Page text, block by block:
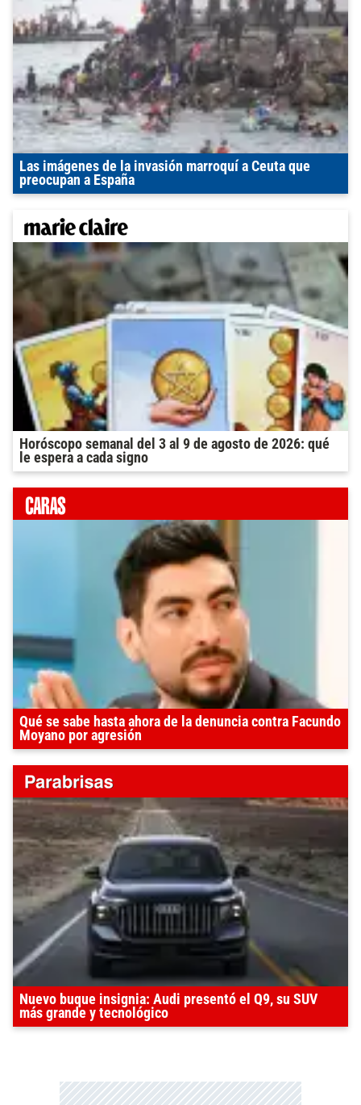
Las imágenes de la invasión marroquí a Ceuta que
preocupan a España
Horóscopo semanal del 3 al 9 de agosto de 2026: qué
le espera a cada signo
Qué se sabe hasta ahora de la denuncia contra Facundo
Moyano por agresión
Nuevo buque insignia: Audi presentó el Q9, su SUV
más grande y tecnológico